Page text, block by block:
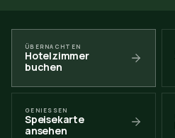
ÜBERNACHTEN
Hotelzimmer
buchen
GENIESSEN
Speisekarte
ansehen